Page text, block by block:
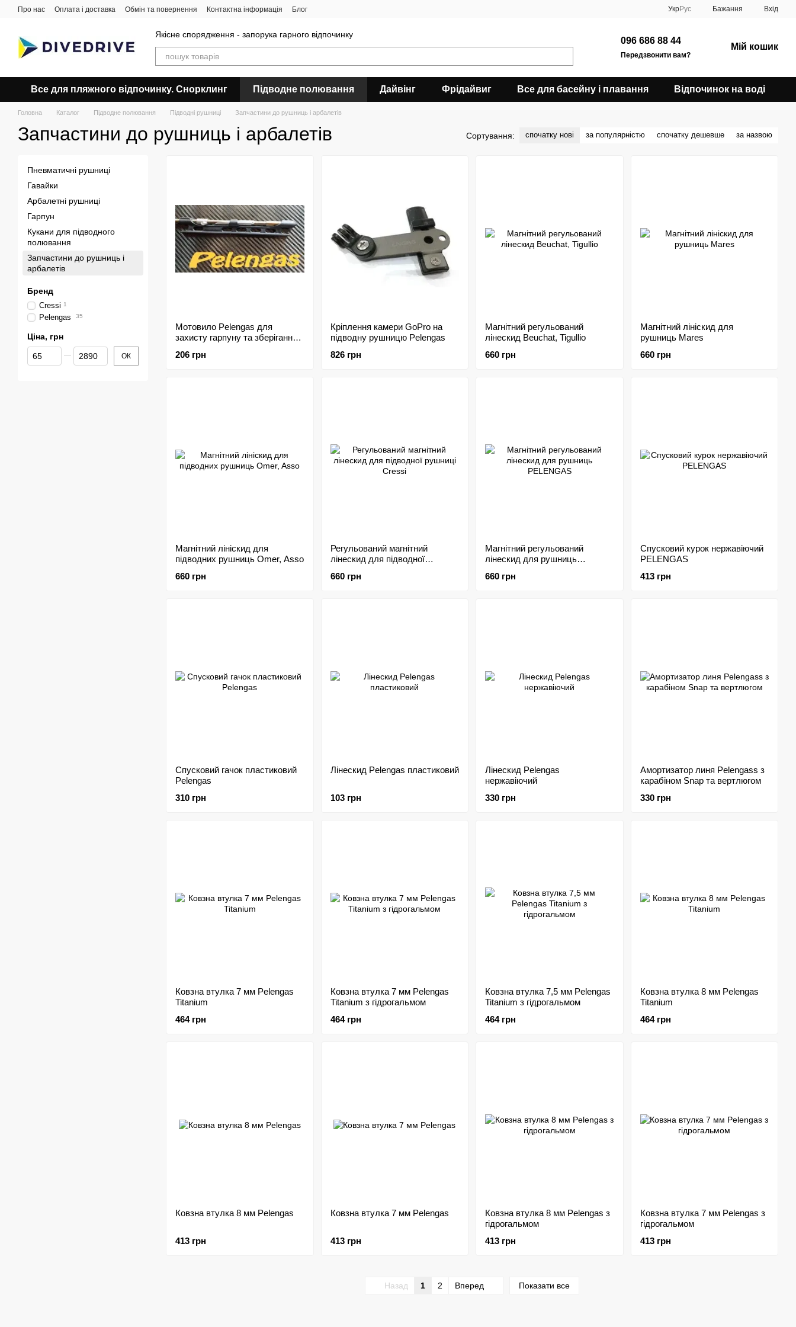
Перейти до основного контенту
Про нас Оплата і доставка Обмін та повернення Контактна інформація Блог УкрРус Бажання Вхід
Якісне спорядження - запорука гарного відпочинку
096 686 88 44
Передзвонити вам?
Мій кошик
Все для пляжного відпочинку. Снорклинг Підводне полювання Дайвінг Фрідайвиг Все для басейну і плавання Відпочинок на воді
Головна Каталог Підводне полювання Підводні рушниці Запчастини до рушниць і арбалетів
Запчастини до рушниць і арбалетів Сортування: спочатку нові за популярністю спочатку дешевше за назвою
Мотовило Pelengas для
захисту гарпуну та зберігання
206 грн
Кріплення камери GoPro на
підводну рушницю Pelengas
826 грн
Магнітний регульований
лінескид Beuchat, Tigullio
660 грн
Магнітний лініскид для
рушниць Mares
660 грн
Магнітний лініскид для
підводних рушниць Omer, Asso
660 грн
Регульований магнітний
лінескид для підводної
660 грн
Магнітний регульований
лінескид для рушниць
660 грн
Спусковий курок нержавіючий
PELENGAS
413 грн
Спусковий гачок пластиковий
Pelengas
310 грн
Лінескид Pelengas пластиковий
103 грн
Лінескид Pelengas
нержавіючий
330 грн
Амортизатор линя Pelengass з
карабіном Snap та вертлюгом
330 грн
Ковзна втулка 7 мм Pelengas
Titanium
464 грн
Ковзна втулка 7 мм Pelengas
Titanium з гідрогальмом
464 грн
Ковзна втулка 7,5 мм Pelengas
Titanium з гідрогальмом
464 грн
Ковзна втулка 8 мм Pelengas
Titanium
464 грн
Ковзна втулка 8 мм Pelengas
413 грн
Ковзна втулка 7 мм Pelengas
413 грн
Ковзна втулка 8 мм Pelengas з
гідрогальмом
413 грн
Ковзна втулка 7 мм Pelengas з
гідрогальмом
413 грн
Назад 1 2 Вперед Показати все
Пневматичні рушниці
Гавайки
Арбалетні рушниці
Гарпун
Кукани для підводного
полювання
Запчастини до рушниць і
арбалетів
Бренд
Cressi 1
Pelengas 35
Ціна, грн
Від Ціна, грн
До Ціна, грн ОК